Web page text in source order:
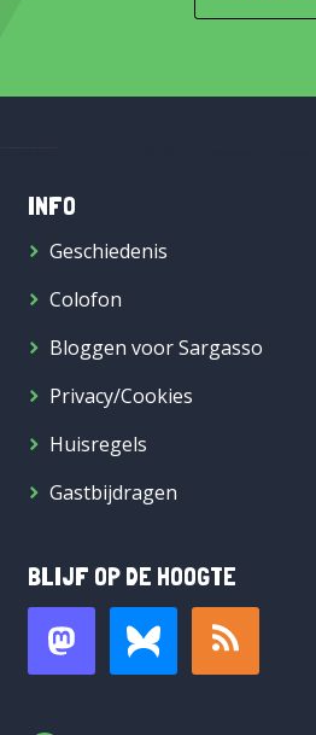
INFO
Geschiedenis
Colofon
Bloggen voor Sargasso
Privacy/Cookies
Huisregels
Gastbijdragen
BLIJF OP DE HOOGTE